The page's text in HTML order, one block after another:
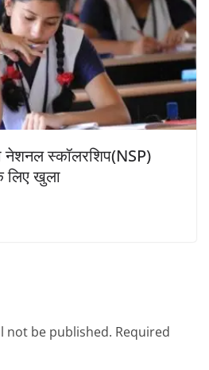
स्कॉलरशिप(NSP)
लिए खुला
not be published. Required